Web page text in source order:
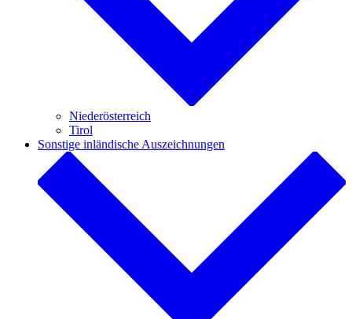
Niederösterreich
Tirol
Sonstige inländische Auszeichnungen